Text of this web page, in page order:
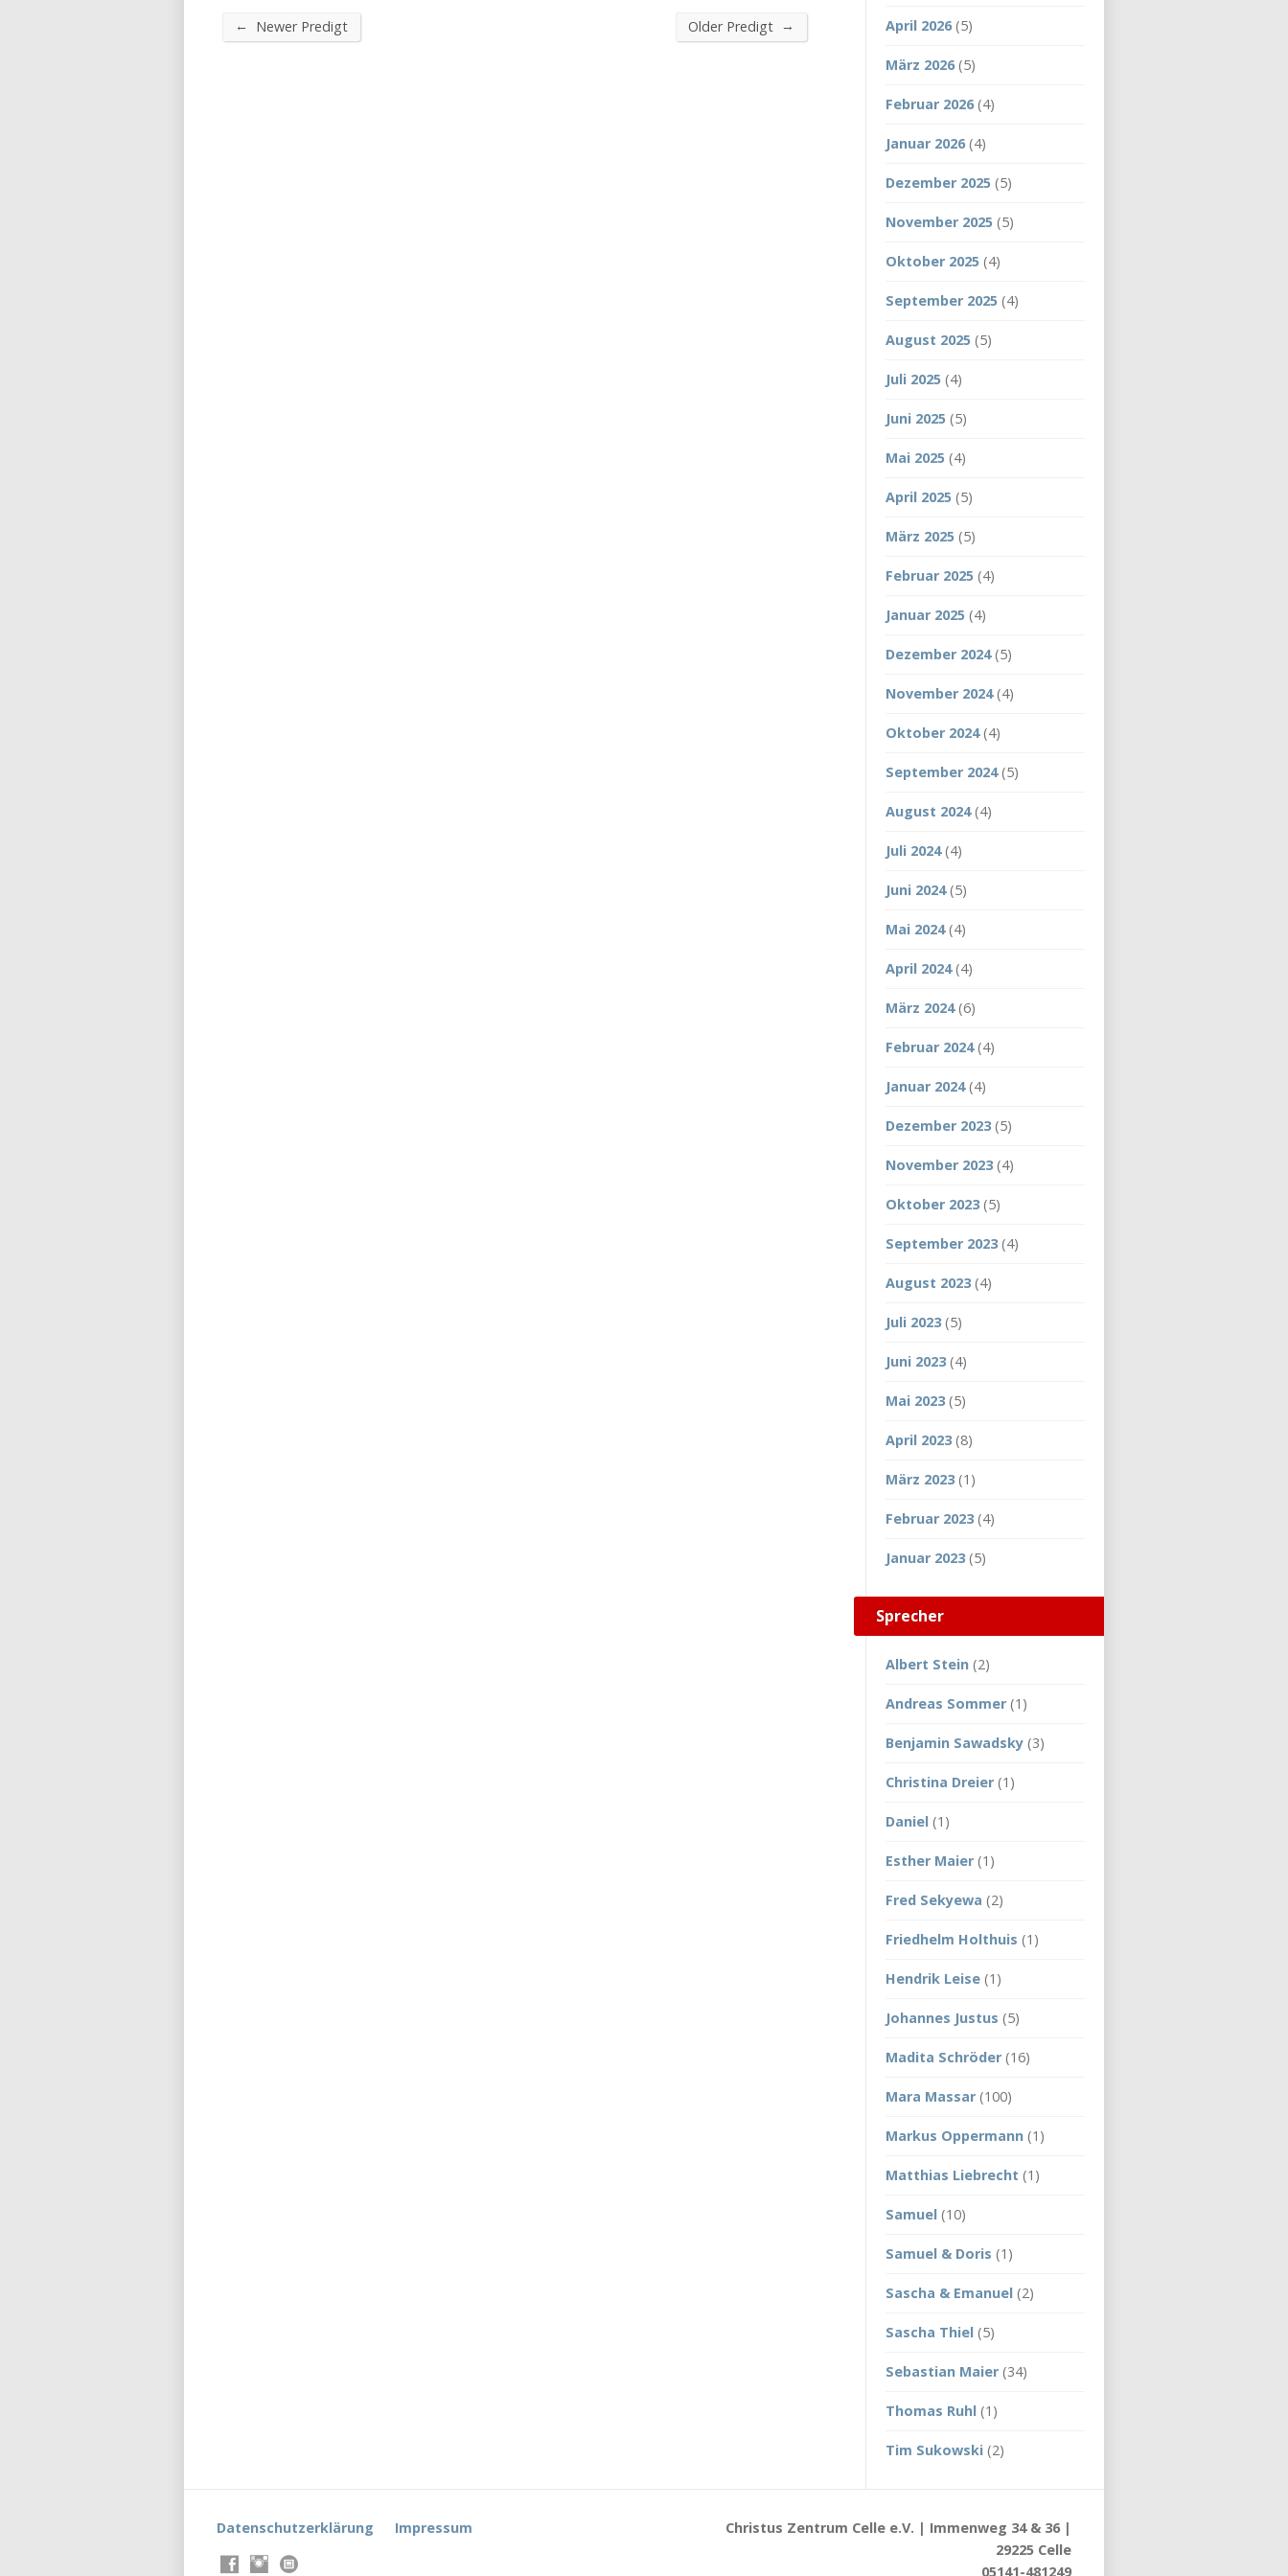
← Newer Predigt Older Predigt → April 2026(5)
März 2026(5)
Februar 2026(4)
Januar 2026(4)
Dezember 2025 (5)
November 2025 (5)
Oktober 2025 (4)
September 2025 (4)
August 2025 (5)
Juli 2025 (4)
Juni 2025 (5)
Mai 2025 (4)
April 2025 (5)
März 2025 (5)
Februar 2025 (4)
Januar 2025 (4)
Dezember 2024(5)
November 2024(4)
Oktober 2024(4)
September 2024(5)
August 2024(4)
Juli 2024(4)
Juni 2024(5)
Mai 2024(4)
April 2024(4)
März 2024(6)
Februar 2024(4)
Januar 2024(4)
Dezember 2023 (5)
November 2023 (4)
Oktober 2023 (5)
September 2023 (4)
August 2023 (4)
Juli 2023 (5)
Juni 2023 (4)
Mai 2023 (5)
April 2023 (8)
März 2023 (1)
Februar 2023 (4)
Januar 2023 (5)
Sprecher
Albert Stein (2)
Andreas Sommer (1)
Benjamin Sawadsky (3)
Christina Dreier (1)
Daniel (1)
Esther Maier (1)
Fred Sekyewa (2)
Friedhelm Holthuis (1)
Hendrik Leise (1)
Johannes Justus (5)
Madita Schröder (16)
Mara Massar (100)
Markus Oppermann (1)
Matthias Liebrecht (1)
Samuel (10)
Samuel & Doris (1)
Sascha & Emanuel (2)
Sascha Thiel (5)
Sebastian Maier (34)
Thomas Ruhl (1)
Tim Sukowski (2)
Datenschutzerklärung Impressum
Christus Zentrum Celle e.V. | Immenweg 34 & 36 |
29225 Celle
05141-481249